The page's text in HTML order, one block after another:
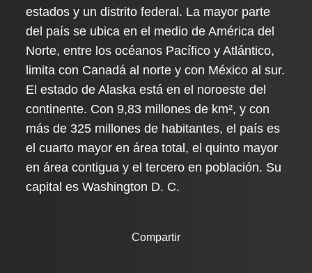
estados y un distrito federal. La mayor parte
del país se ubica en el medio de América del
Norte, entre los océanos Pacífico y Atlántico,
limita con Canadá al norte y con México al sur.
El estado de Alaska está en el noroeste del
continente. Con 9,83 millones de km², y con
más de 325 millones de habitantes, el país es
el cuarto mayor en área total, el quinto mayor
en área contigua y el tercero en población. Su
capital es Washington D. C.
Compartir